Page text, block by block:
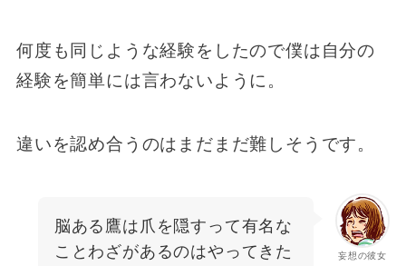
何度も同じような経験をしたので僕は自分の
経験を簡単には言わないように。
違いを認め合うのはまだまだ難しそうです。
妄想の彼女
脳ある鷹は爪を隠すって有名な
ことわざがあるのはやってきた